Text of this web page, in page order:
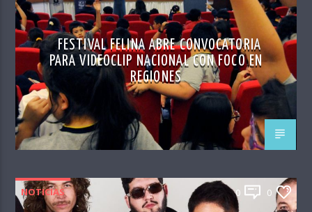
FESTIVAL FELINA ABRE CONVOCATORIA
PARA VIDEOCLIP NACIONAL CON FOCO EN
REGIONES
NOTICIAS 0 0